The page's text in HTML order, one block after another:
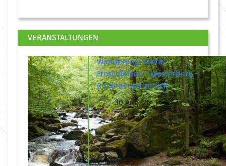
VERANSTALTUNGEN
Wanderung: Ilsetal –
Froschfelsen – Westerberg –
Rohntal und zurück
30 Aug. 26